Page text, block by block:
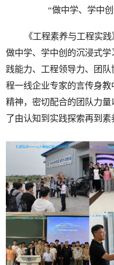
“做中学、学中
《工程素养与工程实
做中学、学中创的沉浸式
践能力、工程领导力、团
程一线企业专家的言传身
精神，密切配合的团队力
了由认知到实践探索再到素